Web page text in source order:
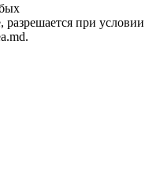
при условии